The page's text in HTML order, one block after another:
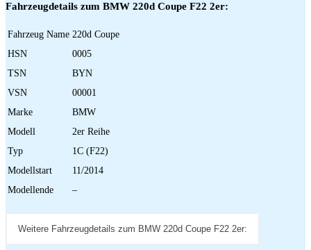
Fahrzeugdetails zum BMW 220d Coupe F22 2er:
Fahrzeug Name 220d Coupe
HSN
0005
TSN
BYN
VSN
00001
Marke
BMW
Modell
2er Reihe
Typ
1C (F22)
Modellstart
11/2014
Modellende
–
Weitere Fahrzeugdetails zum BMW 220d Coupe F22 2er: